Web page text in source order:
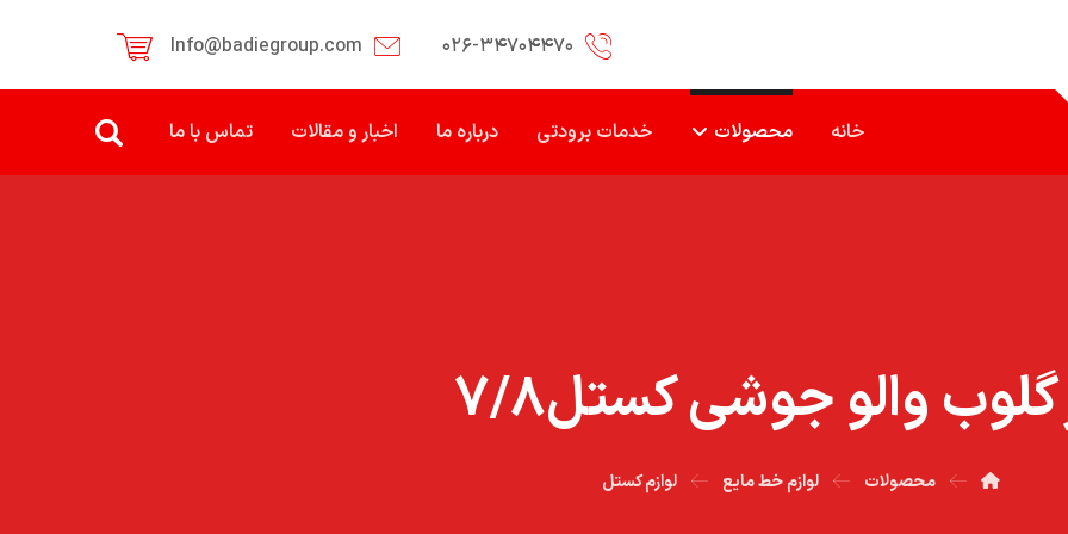
Info@badiegroup.com ۰۲۶-۳۴۷۰۴۴۷۰
خانه محصولات خدمات برودتی درباره ما اخبار و مقالات تماس با ما
والو جوشي کستل۷/۸
محصولات لوازم خط مایع لوازم کستل